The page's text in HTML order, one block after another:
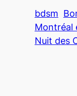
bdsm
Montréal
Nuit des